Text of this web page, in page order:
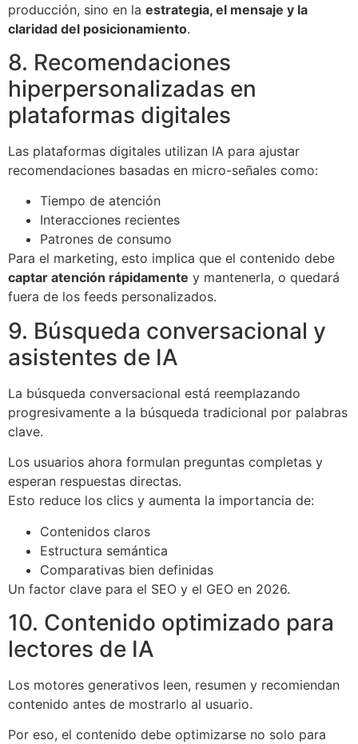
producción, sino en la estrategia, el mensaje y la
claridad del posicionamiento.
8. Recomendaciones
hiperpersonalizadas en
plataformas digitales
Las plataformas digitales utilizan IA para ajustar
recomendaciones basadas en micro-señales como:
Tiempo de atención
Interacciones recientes
Patrones de consumo
Para el marketing, esto implica que el contenido debe
captar atención rápidamente y mantenerla, o quedará
fuera de los feeds personalizados.
9. Búsqueda conversacional y
asistentes de IA
La búsqueda conversacional está reemplazando
progresivamente a la búsqueda tradicional por palabras
clave.
Los usuarios ahora formulan preguntas completas y
esperan respuestas directas.
Esto reduce los clics y aumenta la importancia de:
Contenidos claros
Estructura semántica
Comparativas bien definidas
Un factor clave para el SEO y el GEO en 2026.
10. Contenido optimizado para
lectores de IA
Los motores generativos leen, resumen y recomiendan
contenido antes de mostrarlo al usuario.
Por eso, el contenido debe optimizarse no solo para